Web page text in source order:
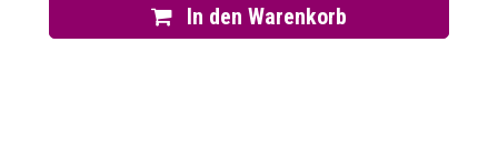
In den Warenkorb